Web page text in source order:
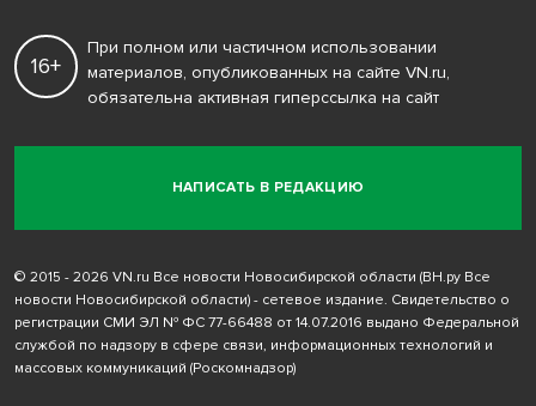
НАПИСАТЬ В РЕДАКЦИЮ
16+
При полном или частичном использовании
материалов, опубликованных на сайте VN.ru,
обязательна активная гиперссылка на сайт
© 2015 - 2026 VN.ru Все новости Новосибирской области (ВН.ру Все
новости Новосибирской области) - сетевое издание. Свидетельство о
регистрации СМИ ЭЛ № ФС 77-66488 от 14.07.2016 выдано Федеральной
службой по надзору в сфере связи, информационных технологий и
массовых коммуникаций (Роскомнадзор)